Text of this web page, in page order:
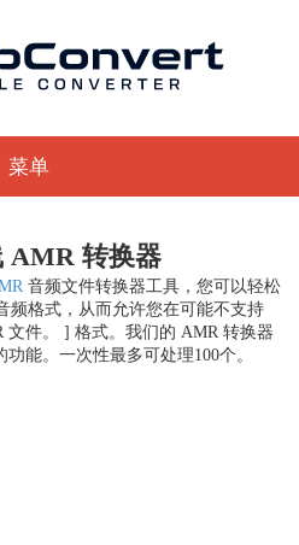
菜单
AMR 转换器
音频文件转换器工具，您可以轻松
频格式，从而允许您在可能不支持
文件。 ] 格式。我们的 AMR 转换器
能。一次性最多可处理100个。